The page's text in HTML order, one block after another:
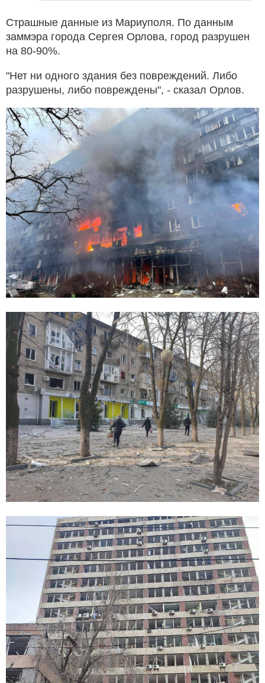
Страшные данные из Мариуполя. По данным
заммэра города Сергея Орлова, город разрушен
на 80-90%.
"Нет ни одного здания без повреждений. Либо
разрушены, либо повреждены", - сказал Орлов.